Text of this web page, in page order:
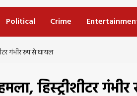
Political Crime
गंभीर रूप से घायल
हिस्ट्रीशीटर